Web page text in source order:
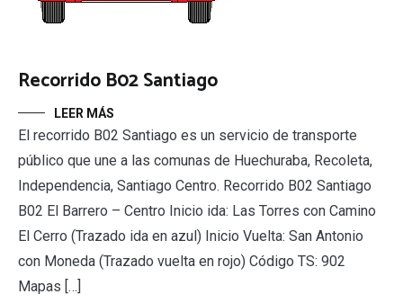
Recorrido B02 Santiago
LEER MÁS
El recorrido B02 Santiago es un servicio de transporte
público que une a las comunas de Huechuraba, Recoleta,
Independencia, Santiago Centro. Recorrido B02 Santiago
B02 El Barrero – Centro Inicio ida: Las Torres con Camino
El Cerro (Trazado ida en azul) Inicio Vuelta: San Antonio
con Moneda (Trazado vuelta en rojo) Código TS: 902
Mapas […]